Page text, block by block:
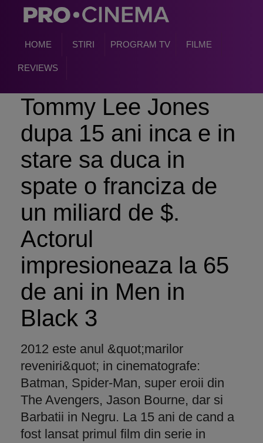
HOME STIRI PROGRAM TV FILME
REVIEWS
Tommy Lee Jones
dupa 15 ani inca e in
stare sa duca in
spate o franciza de
un miliard de $.
Actorul
impresioneaza la 65
de ani in Men in
Black 3
2012 este anul &quot;marilor
reveniri&quot; in cinematografe:
Batman, Spider-Man, super eroii din
The Avengers, Jason Bourne, dar si
Barbatii in Negru. La 15 ani de cand a
fost lansat primul film din serie in